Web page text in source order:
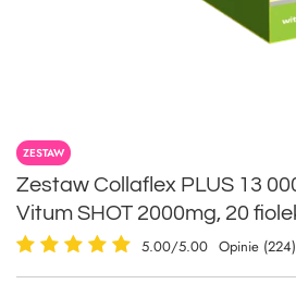
ZESTAW
Zestaw Collaflex PLUS 13
Vitum SHOT 2000mg, 20
5.00/5.00 Opinie (224)